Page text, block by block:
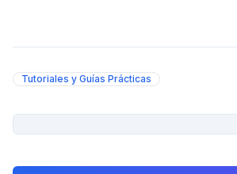
Tutoriales y Guías Prácticas